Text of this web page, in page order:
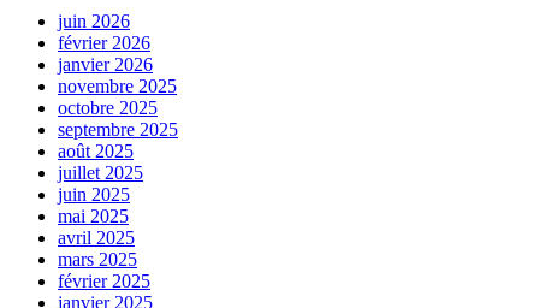
juin 2026
février 2026
janvier 2026
novembre 2025
octobre 2025
septembre 2025
août 2025
juillet 2025
juin 2025
mai 2025
avril 2025
mars 2025
février 2025
janvier 2025